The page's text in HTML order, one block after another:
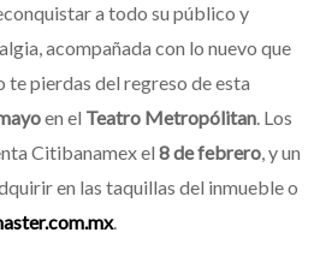
a todo su público y
acompañada con lo nuevo que
te pierdas del regreso de esta
en el Teatro Metropólitan. Los
Citibanamex el 8 de febrero, y un
en las taquillas del inmueble o
.